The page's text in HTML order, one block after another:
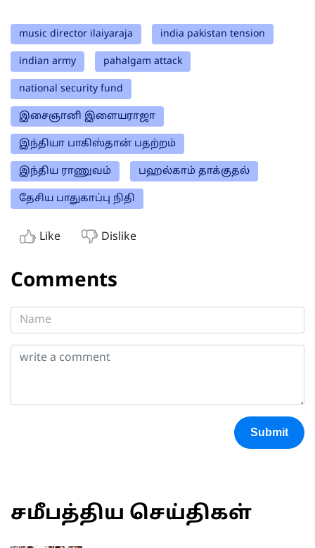
music director ilaiyaraja india pakistan tension
indian army pahalgam attack
national security fund
இசைஞானி இளையராஜா
இந்தியா பாகிஸ்தான் பதற்றம்
இந்திய ராணுவம் பஹல்காம் தாக்குதல்
தேசிய பாதுகாப்பு நிதி
Like Dislike
Comments
Submit
சமீபத்திய செய்திகள்